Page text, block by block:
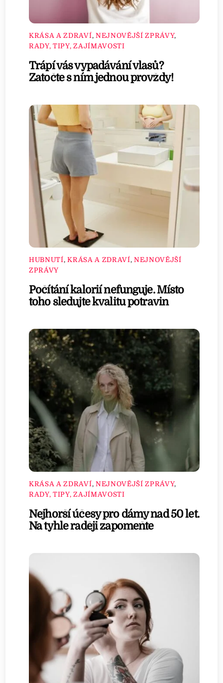
KRÁSA A ZDRAVÍ, NEJNOVĚJŠÍ ZPRÁVY,
RADY, TIPY, ZAJÍMAVOSTI
Trápí vás vypadávání vlasů?
Zatočte s ním jednou provždy!
HUBNUTÍ,KRÁSA A ZDRAVÍ, NEJNOVĚJŠÍ
ZPRÁVY
Počítání kalorií nefunguje. Místo
toho sledujte kvalitu potravin
KRÁSA A ZDRAVÍ, NEJNOVĚJŠÍ ZPRÁVY,
RADY, TIPY, ZAJÍMAVOSTI
Nejhorší účesy pro dámy nad 50 let.
Na tyhle raději zapomeňte